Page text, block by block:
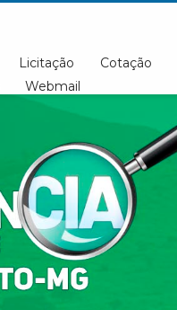
Licitação Cotação
Webmail